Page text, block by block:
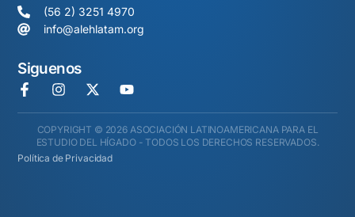
(56 2) 3251 4970
info@alehlatam.org
Siguenos
COPYRIGHT © 2026 ASOCIACIÓN LATINOAMERICANA PARA EL
ESTUDIO DEL HÍGADO - TODOS LOS DERECHOS RESERVADOS.
Política de Privacidad